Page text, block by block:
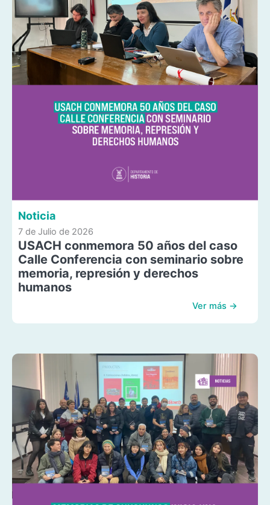
Noticia
7 de Julio de 2026
USACH conmemora 50 años del caso
Calle Conferencia con seminario sobre
memoria, represión y derechos
humanos
Ver más →